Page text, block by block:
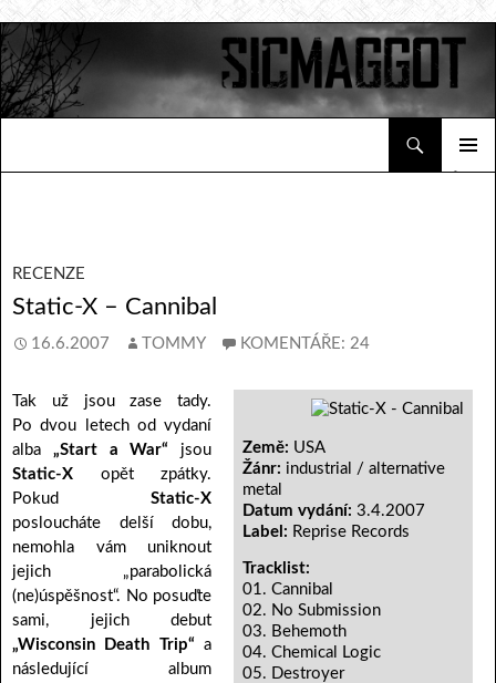
RECENZE
Static-X – Cannibal
16.6.2007 TOMMY KOMENTÁŘE: 24
Země: USA
Žánr: industrial / alternative
metal
Datum vydání: 3.4.2007
Label: Reprise Records
Tracklist:
01. Cannibal
02. No Submission
03. Behemoth
04. Chemical Logic
05. Destroyer
Tak už jsou zase tady.
Po dvou letech od vydaní
alba „Start a War“ jsou
Static-X opět zpátky.
Pokud Static-X
posloucháte delší dobu,
nemohla vám uniknout
jejich „parabolická
(ne)úspěšnost“. No posuďte
sami, jejich debut
„Wisconsin Death Trip“ a
následující album